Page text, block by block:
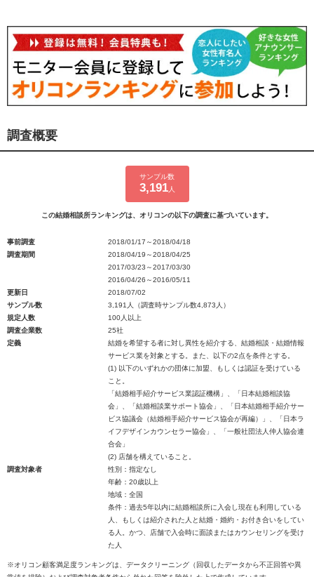
調査概要
サンプル数
3,191人
この結婚相談所ランキングは、オリコンの以下の調査に基づいています。
事前調査
2018/01/17～2018/04/18
調査期間
2018/04/19～2018/04/25
2017/03/23～2017/03/30
2016/04/26～2016/05/11
更新日
2018/07/02
サンプル数
3,191人（調査時サンプル数4,873人）
規定人数
100人以上
調査企業数
25社
定義
結婚を希望する者に対し異性を紹介する、結婚相談・結婚情報
サービス業を対象とする。また、以下の2点を条件とする。
(1) 以下のいずれかの団体に加盟、もしくは認証を受けている
こと。
「結婚相手紹介サービス業認証機構」、「日本結婚相談協
会」、「結婚相談業サポート協会」、「日本結婚相手紹介サー
ビス協議会（結婚相手紹介サービス協会が再編）」、「日本ラ
イフデザインカウンセラー協会」、「一般社団法人仲人協会連
合会」
(2) 店舗を構えていること。
調査対象者
性別：指定なし
年齢：20歳以上
地域：全国
条件：過去5年以内に結婚相談所に入会し現在も利用している
人、もしくは紹介された人と結婚・婚約・お付き合いをしてい
る人。かつ、店舗で入会時に面談またはカウンセリングを受け
た人
※オリコン顧客満足度ランキングは、データクリーニング（回収したデータから不正回答や異